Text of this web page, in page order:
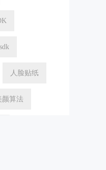
人脸贴纸
颜算法